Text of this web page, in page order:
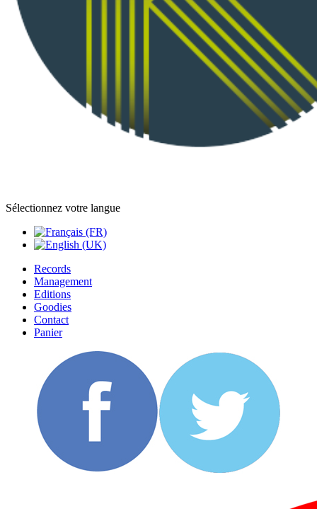
Sélectionnez votre langue
Records
Management
Editions
Goodies
Contact
Panier